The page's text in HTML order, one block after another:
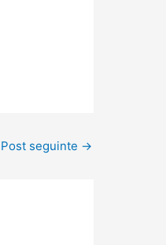
Post seguinte →